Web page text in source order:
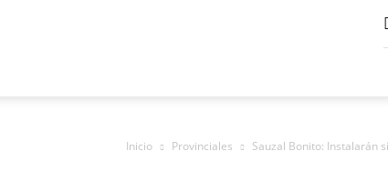
Inicio Provinciales Sauzal Bonito: Instalarán